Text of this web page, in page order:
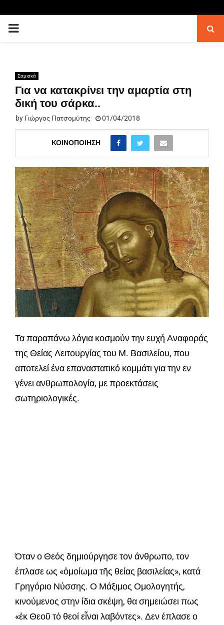
PRIMARY
Σαμιακά
Για να κατακρίνει την αμαρτία στη
δική του σάρκα..
by Γιώργος Πατσομύτης 01/04/2018
ΚΟΙΝΟΠΟΊΗΣΗ
Τα παραπάνω λόγια κοσμούν την ευχή Αναφοράς
της Θείας Λειτουργίας του Μ. Βασιλείου, που
αποτελεί ένα επαναστατικό κομμάτι για την εν
γένει ανθρωπολογία, με προεκτάσεις
σωτηριολογικές.
Όταν ο Θεός δημιούργησε τον άνθρωπο, τον
έπλασε ως «ὁμοίωμα τῆς θείας βασιλείας», κατά
Γρηγόριο Νύσσης. Ο Μάξιμος Ομολογητής,
κινούμενος στην ίδια σκέψη, θα σημειώσει πως
«ἐκ Θεοῦ τό θεοί εἶναι λαβόντες». Δεν έπλασε ο